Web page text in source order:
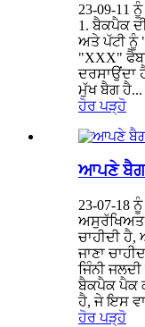
23-09-11
1. ਬੈਕਪੈਕ
ਅਤੇ ਪੱਟੀ ਨੂੰ
"XXX"
ਦਰਸਾਉਂਦਾ
ਮੁੱਖ ਬੈਗ ਹੈ...
ਹੋਰ ਪੜ੍ਹੋ
ਆਪਣੇ ਬੈਗ
23-07-18
ਅਸੁਰੱਖਿਅਤ
ਚਾਹੀਦੀ
ਜਾਣਾ
ਜਿੰਨੀ
ਬੈਕਪੈਕ ਪੈਕ
ਹੈ, ਜੇ ਇਸ
ਹੋਰ ਪੜ੍ਹੋ